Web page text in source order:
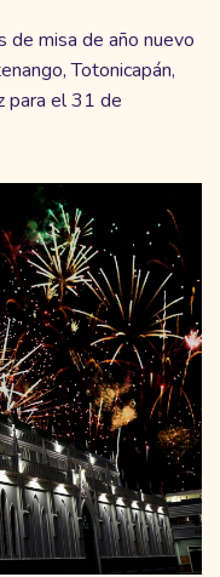
de misa de año nuevo
Totonicapán,
para el 31 de